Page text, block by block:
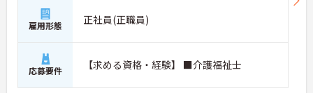
雇用形態 正社員(正職員)
応募要件 【求める資格・経験】 ■介護福祉士